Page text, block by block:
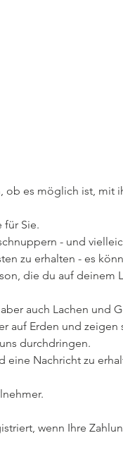
es möglich ist, mit
für Sie.
- und
zu erhalten - es
die du auf deinem
auch Lachen und
auf Erden und zeigen
durchdringen.
eine Nachricht zu
wenn Ihre